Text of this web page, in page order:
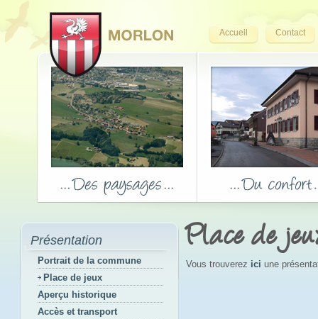
Accueil Contact
Présentation
Portrait de la commune
Place de jeux
Aperçu historique
Accès et transport
Place de
Vous trouverez ici une